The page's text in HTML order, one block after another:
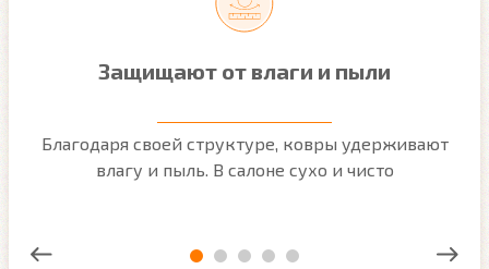
Защищают от влаги и пыли
Благодаря своей структуре, ковры удерживают
влагу и пыль. В салоне сухо и чисто